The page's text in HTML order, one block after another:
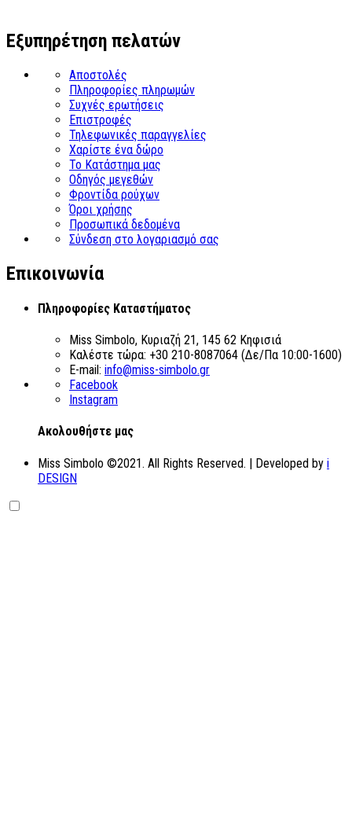
Εξυπηρέτηση πελατών
Αποστολές
Πληροφορίες πληρωμών
Συχνές ερωτήσεις
Επιστροφές
Τηλεφωνικές παραγγελίες
Χαρίστε ένα δώρο
Το Κατάστημα μας
Οδηγός μεγεθών
Φροντίδα ρούχων
Όροι χρήσης
Προσωπικά δεδομένα
Σύνδεση στο λογαριασμό σας
Επικοινωνία
Πληροφορίες Καταστήματος
Miss Simbolo, Κυριαζή 21, 145 62 Κηφισιά
Καλέστε τώρα: +30 210-8087064 (Δε/Πα 10:00-1600)
E-mail: info@miss-simbolo.gr
Facebook
Instagram
Aκολουθήστε μας
Miss Simbolo ©2021. All Rights Reserved. | Developed by i
DESIGN